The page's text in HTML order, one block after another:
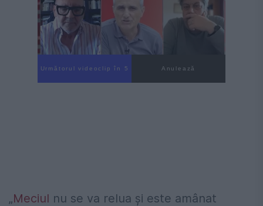
Următorul videoclip în 4 Anulează
„Meciul nu se va relua și este amânat